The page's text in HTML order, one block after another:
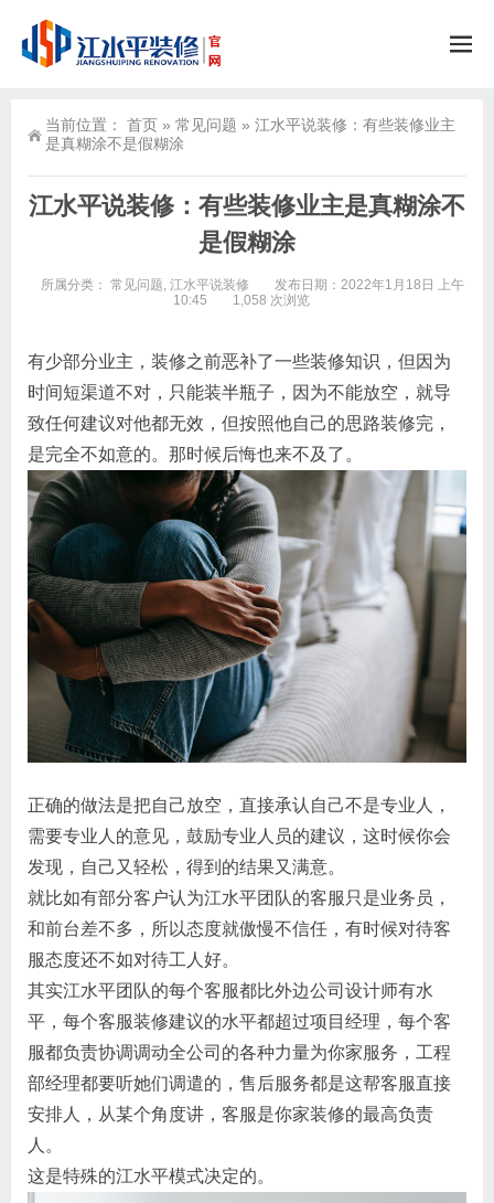
当前位置： 首页 » 常见问题 » 江水平说装修：有些装修业主
是真糊涂不是假糊涂
江水平说装修：有些装修业主是真糊涂不
是假糊涂
所属分类： 常见问题, 江水平说装修
发布日期：2022年1月18日 上午
10:45
1,058 次浏览
有少部分业主，装修之前恶补了一些装修知识，但因为
时间短渠道不对，只能装半瓶子，因为不能放空，就导
致任何建议对他都无效，但按照他自己的思路装修完，
是完全不如意的。那时候后悔也来不及了。
正确的做法是把自己放空，直接承认自己不是专业人，
需要专业人的意见，鼓励专业人员的建议，这时候你会
发现，自己又轻松，得到的结果又满意。
就比如有部分客户认为江水平团队的客服只是业务员，
和前台差不多，所以态度就傲慢不信任，有时候对待客
服态度还不如对待工人好。
其实江水平团队的每个客服都比外边公司设计师有水
平，每个客服装修建议的水平都超过项目经理，每个客
服都负责协调调动全公司的各种力量为你家服务，工程
部经理都要听她们调遣的，售后服务都是这帮客服直接
安排人，从某个角度讲，客服是你家装修的最高负责
人。
这是特殊的江水平模式决定的。